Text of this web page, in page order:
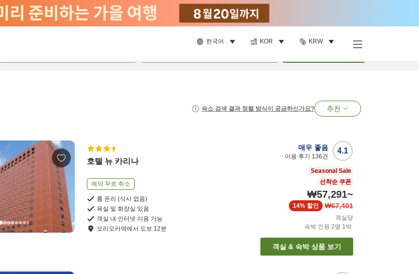
한국어 KOR KRW
숙소 검색 결과 정렬 방식이 궁금하신가요? 추천
호텔 뉴 카리나
예약 무료 취소
룸 온리 (식사 없음)
욕실 및 화장실 있음
객실 내 인터넷 이용 가능
모리오카역에서 도보 12분
4.1
매우 좋음
이용 후기 136건
Seasonal Sale
선착순 쿠폰
₩57,291~
₩67,401
14% 할인
객실당
숙박 인원 2명 1박
객실 & 숙박 상품 보기